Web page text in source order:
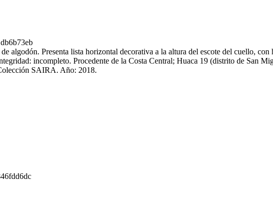
algodón. Presenta lista horizontal decorativa a la altura del escote del cuello, con
incompleto. Procedente de la Costa Central; Huaca 19 (distrito de San
SAIRA. Año: 2018.